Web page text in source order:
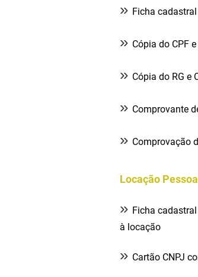
» Ficha
» Cópia do CPF
» Cópia do RG e
» Comprovante
» Comprovação
Locação
» Ficha
à locação
» Cartão CNPJ